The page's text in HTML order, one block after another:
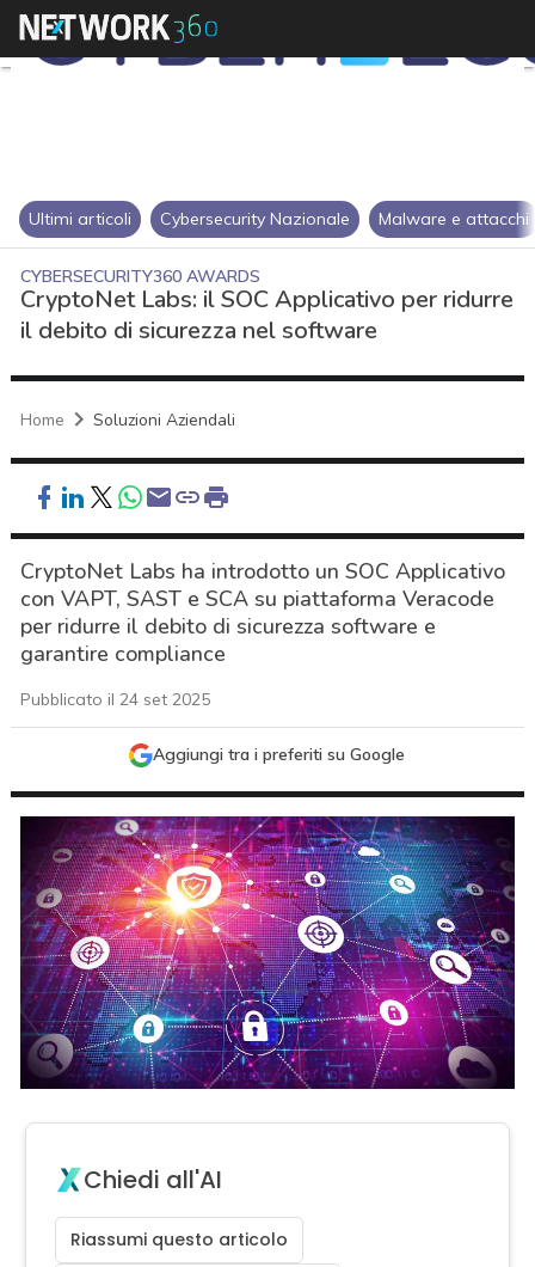
Ultimi articoli Cybersecurity Nazionale Malware e attacchi
CYBERSECURITY360 AWARDS
CryptoNet Labs: il SOC Applicativo per ridurre
il debito di sicurezza nel software
Home Soluzioni Aziendali
CryptoNet Labs ha introdotto un SOC Applicativo
con VAPT, SAST e SCA su piattaforma Veracode
per ridurre il debito di sicurezza software e
garantire compliance
Pubblicato il 24 set 2025
Aggiungi tra i preferiti su Google
Chiedi all'AI
Riassumi questo articolo